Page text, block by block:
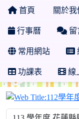
首頁 關於我
行事曆 留
常用網站
功課表 線